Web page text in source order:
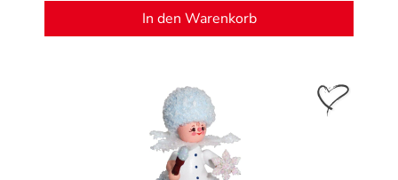
In den Warenkorb